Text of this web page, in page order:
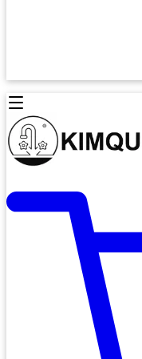
Lò
Máy
Máy Rửa
Máy
Máy
Máy
Thiết
Thiết
Thiết
Thiết
Thiết Bị Bếp